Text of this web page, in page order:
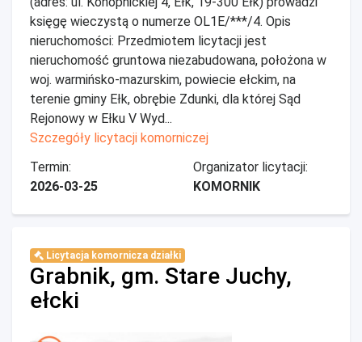
księgę wieczystą o numerze OL1E/***/4. Opis
nieruchomości: Przedmiotem licytacji jest
nieruchomość gruntowa niezabudowana, położona w
woj. warmińsko-mazurskim, powiecie ełckim, na
terenie gminy Ełk, obrębie Zdunki, dla której Sąd
Rejonowy w Ełku V Wyd...
Szczegóły licytacji komorniczej
Termin:
2026-03-25
Organizator licytacji:
KOMORNIK
Licytacja komornicza działki
Grabnik, gm. Stare Juchy,
ełcki